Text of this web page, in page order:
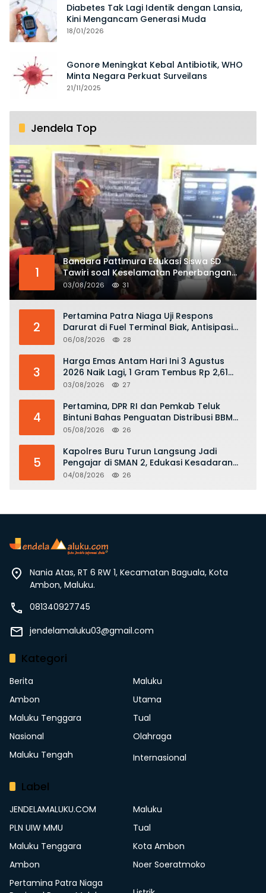
Diabetes Tak Lagi Identik dengan Lansia,
Kini Mengancam Generasi Muda
18/01/2026
Gonore Meningkat Kebal Antibiotik, WHO
Minta Negara Perkuat Surveilans
21/11/2025
Jendela Top
1
Bandara Pattimura Edukasi Siswa SD
Tawiri soal Keselamatan Penerbangan
dan Bahaya Bermain Layang-layang di
KKOP
03/08/2026 31
2
Pertamina Patra Niaga Uji Respons
Darurat di Fuel Terminal Biak, Antisipasi
Risiko Kebakaran dan Tumpahan BBM
06/08/2026 28
3
Harga Emas Antam Hari Ini 3 Agustus
2026 Naik Lagi, 1 Gram Tembus Rp 2,61
Juta
03/08/2026 27
4
Pertamina, DPR RI dan Pemkab Teluk
Bintuni Bahas Penguatan Distribusi BBM
dan LPG
05/08/2026 26
5
Kapolres Buru Turun Langsung Jadi
Pengajar di SMAN 2, Edukasi Kesadaran
Hukum dan Stop Kekerasan
04/08/2026 26
Nania Atas, RT 6 RW 1, Kecamatan Baguala, Kota
Ambon, Maluku.
081340927745
jendelamaluku03@gmail.com
Kategori
Berita
Maluku
Ambon
Utama
Maluku Tenggara
Tual
Nasional
Olahraga
Maluku Tengah
Internasional
Label
JENDELAMALUKU.COM
Maluku
PLN UIW MMU
Tual
Maluku Tenggara
Kota Ambon
Ambon
Noer Soeratmoko
Pertamina Patra Niaga